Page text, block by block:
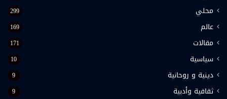
محلي 299
عالم 169
مقالات 171
سياسية 10
دينية و روحانية 9
ثقافية وأدبية 9